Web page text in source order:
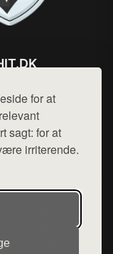
for at
sagt: for at
irriterende.
hej@want.dk
og privatlivspolitik
en række
produkter fra
denne side - vi